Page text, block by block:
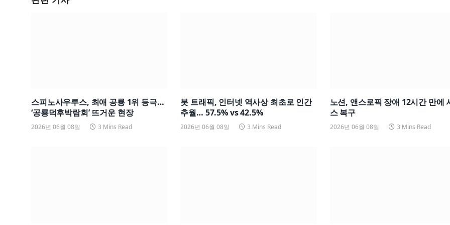
스피노사우루스, 최애 공룡 1위 등극…
‘공룡덕후박람회’ 뜨거운 현장
2026년 06월 08일 3 Mins Read
봇 트래픽, 인터넷 역사상 최초로 인간
추월… 57.5% vs 42.5%
2026년 06월 08일 3 Mins Read
노션, 앤스로픽 장애 12시간 만에
스 복구
2026년 06월 08일 3 Mins Read